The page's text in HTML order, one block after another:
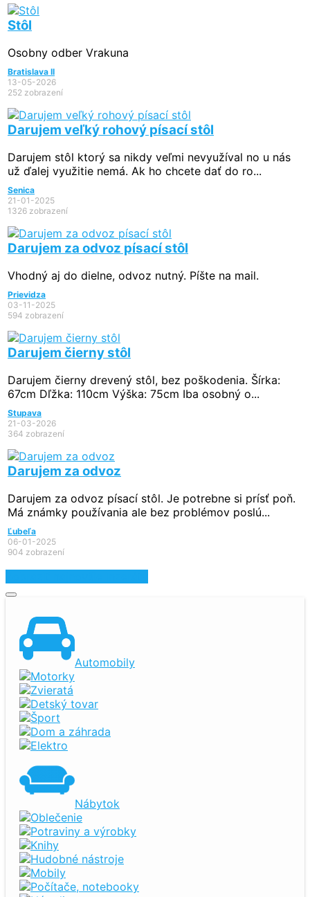
Stôl
Osobny odber Vrakuna
Bratislava II
13-05-2026
252 zobrazení
Darujem veľký rohový písací stôl
Darujem stôl ktorý sa nikdy veľmi nevyužíval no u nás
už ďalej využitie nemá. Ak ho chcete dať do ro...
Senica
21-01-2025
1326 zobrazení
Darujem za odvoz písací stôl
Vhodný aj do dielne, odvoz nutný. Píšte na mail.
Prievidza
03-11-2025
594 zobrazení
Darujem čierny stôl
Darujem čierny drevený stôl, bez poškodenia. Šírka:
67cm Dľžka: 110cm Výška: 75cm Iba osobný o...
Stupava
21-03-2026
364 zobrazení
Darujem za odvoz
Darujem za odvoz písací stôl. Je potrebne si prísť poň.
Má známky používania ale bez problémov poslú...
Ľubeľa
06-01-2025
904 zobrazení
Automobily
Motorky
Zvieratá
Detský tovar
Šport
Dom a záhrada
Elektro
Nábytok
Oblečenie
Potraviny a výrobky
Knihy
Hudobné nástroje
Mobily
Počítače, notebooky